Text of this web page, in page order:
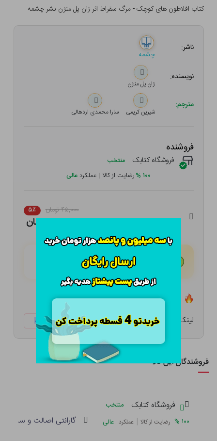
کتاب افلاطون های کوچک - مرگ سقراط اثر ژان پل منژن نشر چشمه
ناشر:
چشمه
نویسنده:
ژان پل منژن
مترجم:
شیرین کریمی سارا محمدی اردهالی
فروشنده
فروشگاه کتابک منتخب
۱۰۰ %رضایت از کالا | عملکرد عالی
۴۵,۰۰۰ تومان ۵٪
۴۲,۷۵۰ تومان
هـر قسط با تــرب‌پــی:
تعداد ۰ عدد در انبار موجود است
لینک کوتاه: ketabtala.com/sbp-41453
فروشندگان این کالا
فروشگاه کتابک
منتخب
۱۰۰ % رضایت از کالا | عملکرد عالی گارانتی اصالت و سلامت